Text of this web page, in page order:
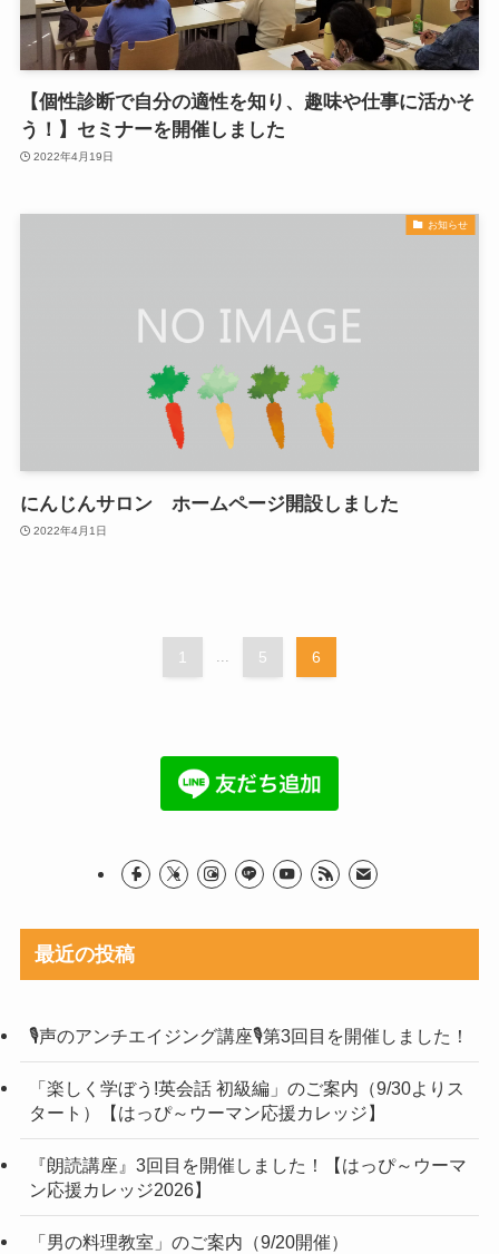
【個性診断で自分の適性を知り、趣味や仕事に活かそ
う！】セミナーを開催しました
2022年4月19日
お知らせ
にんじんサロン ホームページ開設しました
2022年4月1日
1 ... 5 6
最近の投稿
🎙声のアンチエイジング講座🎙第3回目を開催しました！
「楽しく学ぼう!英会話 初級編」のご案内（9/30よりス
タート）【はっぴ～ウーマン応援カレッジ】
『朗読講座』3回目を開催しました！【はっぴ～ウーマ
ン応援カレッジ2026】
「男の料理教室」のご案内（9/20開催）